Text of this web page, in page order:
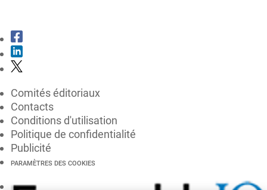
Comités éditoriaux
Contacts
Conditions d'utilisation
Politique de confidentialité
Publicité
PARAMÈTRES DES COOKIES